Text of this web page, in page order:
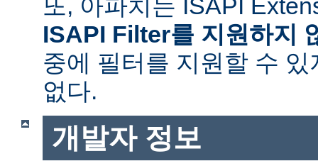
또, 아파치는 ISAPI
ISAPI Filter를 지원하지
중에 필터를 지원할 수
없다.
개발자 정보